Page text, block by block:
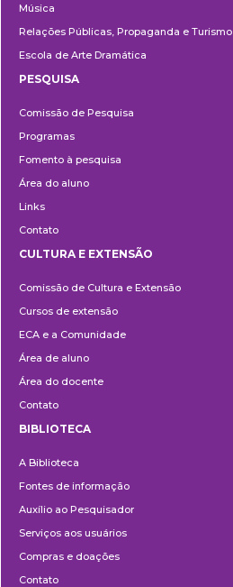
Música
Relações Públicas, Propaganda e Turismo
Escola de Arte Dramática
PESQUISA
Comissão de Pesquisa
Programas
Fomento à pesquisa
Área do aluno
Links
Contato
e
Extensão
CULTURA E EXTENSÃO
Comissão de Cultura e Extensão
Cursos de extensão
ECA e a Comunidade
Área de aluno
Área do docente
Contato
BIBLIOTECA
A Biblioteca
Fontes de informação
Auxílio ao Pesquisador
Serviços aos usuários
Compras e doações
Contato